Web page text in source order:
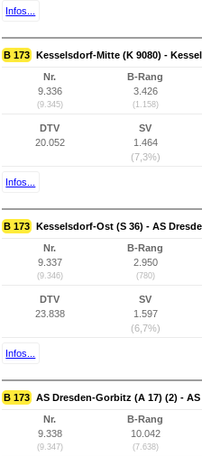
Infos...
B 173 Kesselsdorf-Mitte (K 9080) -
Nr.
9.336
(9.345)
B-Rang
3.426
(1.158)
DTV
20.052
SV
1.464
(7,3%)
Infos...
B 173 Kesselsdorf-Ost (S 36) - AS
Nr.
9.337
(9.346)
B-Rang
2.950
(780)
DTV
23.838
SV
1.597
(6,7%)
Infos...
B 173 AS Dresden-Gorbitz (A 17) (2) -
Nr.
9.338
(9.347)
B-Rang
10.042
(7.638)